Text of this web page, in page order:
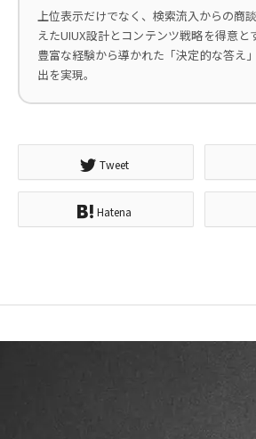
上位表示だけでなく、検索流入からの商
えたUIUX設計とコンテンツ戦略を得意
豊富な経験から導かれた「決定的な答え
出を実現。
Tweet
Hatena